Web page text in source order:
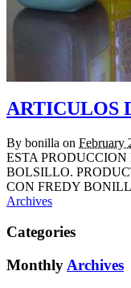
ARTICULOS
By bonilla on February
ESTA
BOLSILLO.
CON FREDY
Archives
Categories
Monthly Archives